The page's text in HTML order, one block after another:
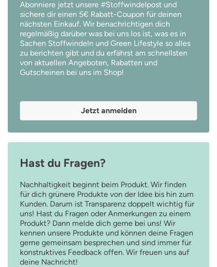
Abonniere jetzt unsere #Stoffwindelpost und
sichere dir einen 5€ Rabatt-Coupon für deinen
nächsten Einkauf. Wir benachrichtigen dich
regelmäßig darüber was bei uns los ist, was es in
Sachen Stoffwindeln und Green Lifestyle so alles
zu berichten gibt und du erfährst am schnellsten
von aktuellen Angeboten, Rabatten und
Gutscheinen bei uns im Shop!
Jetzt anmelden
Hast du Fragen?
Nachhaltigkeit beginnt beim Produkt. Wir finden
für dich grünere Produkte von der Idee bis hin zum
Kunden. Darum ist Transparenz doppelt wichtig für
uns! Hast du Fragen oder Anmerkungen zu einem
Produkt? Dann melde dich gerne bei uns! Wir
kennen unsere Produkte und können deine Fragen
gerne gemeinsam besprechen und sind immer für
konstruktives Feedback offen. Wir freuen uns auf
deine Nachricht!